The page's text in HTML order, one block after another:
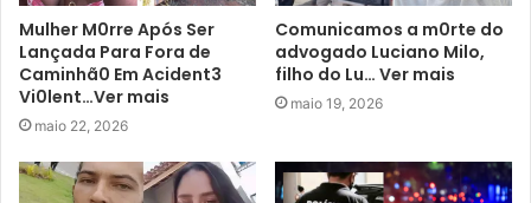
Mulher M0rre Após Ser
Lançada Para Fora de
Caminhã0 Em Acident3
Vi0lent…Ver mais
maio 22, 2026
Comunicamos a m0rte do
advogado Luciano Milo,
filho do Lu… Ver mais
maio 19, 2026